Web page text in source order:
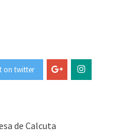
on twitter
de Calcuta